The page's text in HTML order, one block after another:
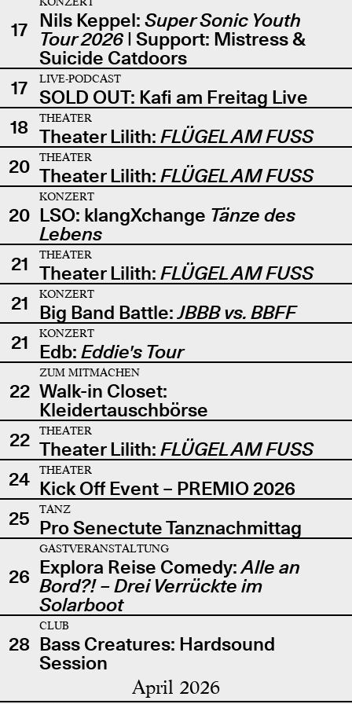
17 Nils Keppel: Super Sonic Youth
Tour 2026| Support: Mistress &
Suicide Catdoors
17
LIVE-PODCAST
SOLD OUT: Kafi am Freitag Live
18
THEATER
Theater Lilith: FLÜGEL AM FUSS
20
THEATER
Theater Lilith: FLÜGEL AM FUSS
20
KONZERT
LSO: klangXchange Tänze des
Lebens
21
THEATER
Theater Lilith: FLÜGEL AM FUSS
21
KONZERT
Big Band Battle:JBBB vs. BBFF
21
KONZERT
Edb: Eddie's Tour
22
ZUM MITMACHEN
Walk-in Closet:
Kleidertauschbörse
22
THEATER
Theater Lilith: FLÜGEL AM FUSS
24
THEATER
Kick Off Event – PREMIO 2026
25
TANZ
Pro Senectute Tanznachmittag
26
GASTVERANSTALTUNG
Explora Reise Comedy:Alle an
Bord?! – Drei Verrückte im
Solarboot
28
CLUB
Bass Creatures: Hardsound
Session
April 2026